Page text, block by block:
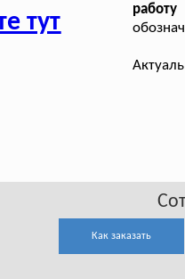
тут
Как заказать